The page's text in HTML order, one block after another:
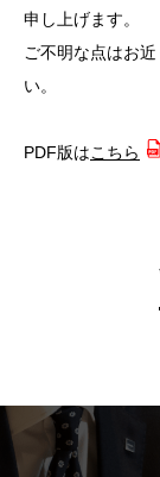
申し上げます。
ご不明な点はお
い。
PDF版はこちら